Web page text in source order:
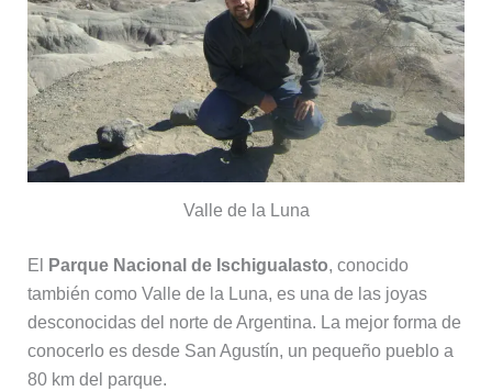
Valle de la Luna
El Parque Nacional de Ischigualasto, conocido
también como Valle de la Luna, es una de las joyas
desconocidas del norte de Argentina. La mejor forma de
conocerlo es desde San Agustín, un pequeño pueblo a
80 km del parque.